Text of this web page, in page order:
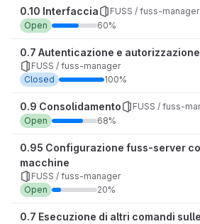
0.10 Interfaccia
FUSS / fuss-manager
Open
60%
0.7 Autenticazione e autorizzazione
FUSS / fuss-manager
Closed
100%
0.9 Consolidamento
FUSS / fuss-
Open
68%
0.95 Configurazione fuss-server
macchine
FUSS / fuss-manager
Open
20%
0.7 Esecuzione di altri comandi